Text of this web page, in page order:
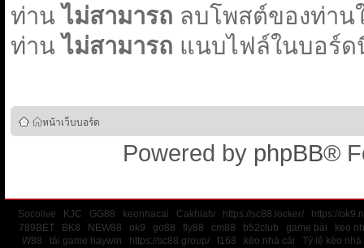
ท่านไม่สามารถ ลบโพสต์ของท่าน
ท่านไม่สามารถ แนบไฟล์ในบอร์ด
หน้าเว็บบอร์ด
Powered by phpBB®
Socolive KJC GG88 keonhacai Cakhiatv https://sc88.locker/
https://
789BET
BK8 NEW88 ok9 go88 fly88 cm88 b52club game bài
keo
W88
tải game haywin https://sc88.group/ f168 kèo nhà cái
Tỷ lệ kèo nhà